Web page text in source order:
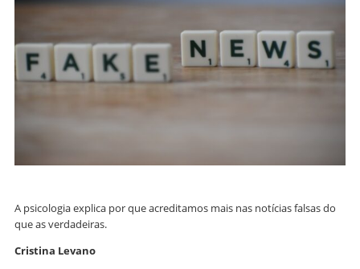
A psicologia explica por que acreditamos mais nas notícias falsas do
que as verdadeiras.
Cristina Levano